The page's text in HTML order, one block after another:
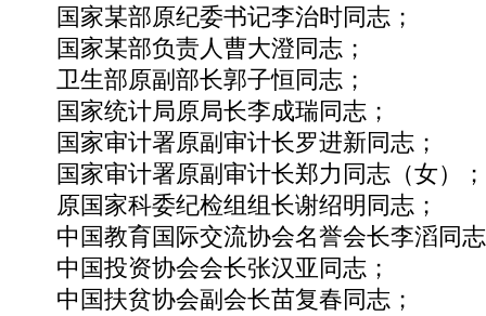
国家某部原纪委书记李治时同志；
国家某部负责人曹大澄同志；
卫生部原副部长郭子恒同志；
国家统计局原局长李成瑞同志；
国家审计署原副审计长罗进新同志；
国家审计署原副审计长郑力同志（女）
原国家科委纪检组组长谢绍明同志；
中国教育国际交流协会名誉会长李滔同
中国投资协会会长张汉亚同志；
中国扶贫协会副会长苗复春同志；